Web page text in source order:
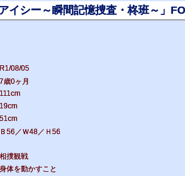
イシー～瞬間記憶捜査・柊班～」
R1/08/05
7歳0ヶ月
111cm
19cm
51cm
Ｂ56／Ｗ48／Ｈ56
相撲観戦
身体を動かすこと